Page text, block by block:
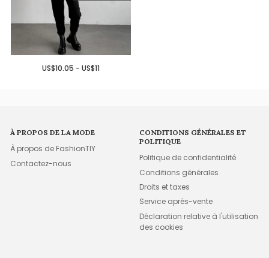
US$10.05 - US$11
À PROPOS DE LA MODE
À propos de FashionTIY
Contactez-nous
CONDITIONS GÉNÉRALES ET
POLITIQUE
Politique de confidentialité
Conditions générales
Droits et taxes
Service après-vente
Déclaration relative à l'utilisation
des cookies